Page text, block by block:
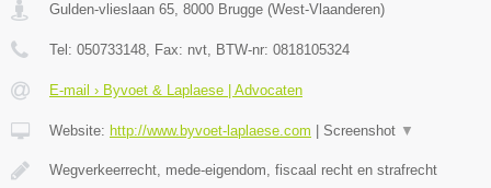
Gulden-vlieslaan 65, 8000 Brugge (West-Vlaanderen)
Tel: 050733148, Fax: nvt, BTW-nr: 0818105324
E-mail › Byvoet & Laplaese | Advocaten
Website: http://www.byvoet-laplaese.com Screenshot ▼
Wegverkeerrecht, mede-eigendom, fiscaal recht en strafrecht